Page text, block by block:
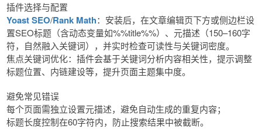
插件选择与配置
Yoast SEO/Rank Math：安装后，在文章编辑页下方或侧边栏设
置SEO标题（含动态变量如%%title%%）、元描述（150–160字
符，自然融入关键词），并实时检查可读性与关键词密度。
焦点关键词优化：插件会基于关键词分析内容相关性，提示调整
标题位置、内链建设等，提升页面主题集中度。
避免常见错误
每个页面需独立设置元描述，避免自动生成的重复内容；
标题长度控制在60字符内，防止搜索结果中被截断。